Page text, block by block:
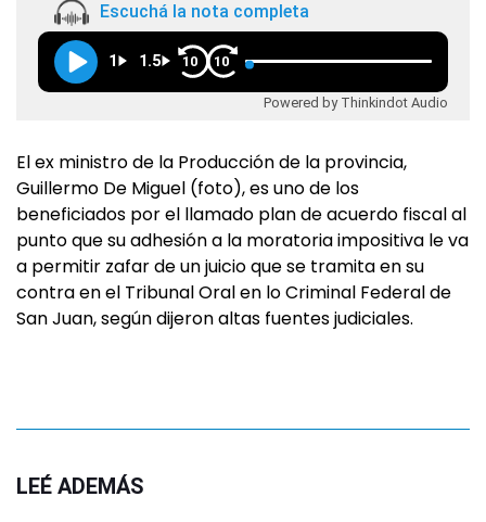
Escuchá la nota completa
1 1.5 10 10
Powered by Thinkindot Audio
El ex ministro de la Producción de la provincia,
Guillermo De Miguel (foto), es uno de los
beneficiados por el llamado plan de acuerdo fiscal al
punto que su adhesión a la moratoria impositiva le va
a permitir zafar de un juicio que se tramita en su
contra en el Tribunal Oral en lo Criminal Federal de
San Juan, según dijeron altas fuentes judiciales.
LEÉ ADEMÁS